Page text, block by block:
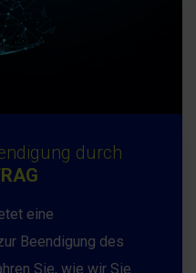
durch
eine
Beendigung des
Sie, wie wir Sie